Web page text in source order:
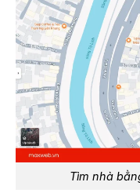
Tìm nhà